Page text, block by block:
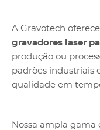
A Gravotech
gravadores laser
produção ou
padrões industriais
qualidade em
Nossa ampla gama